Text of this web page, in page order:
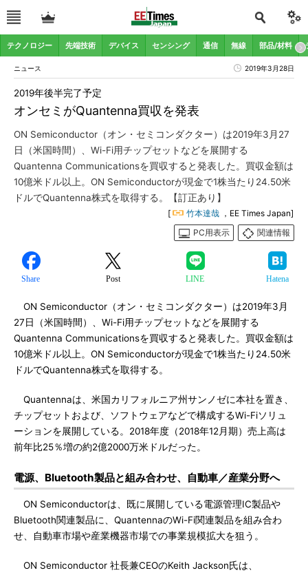
テクノロジー 先端技術 デバイス センシング 通信 無線 部品/材料
ニュース 2019年3月28日
オンセミがQuantenna買収を発表
2019年後半完了予定
ON Semiconductor（オン・セミコンダクター）は2019年3月27
日（米国時間）、Wi-Fi用チップセットなどを展開する
Quantenna Communicationsを買収すると発表した。買収金額は
10億米ドル以上。ON Semiconductorが現金で1株当たり24.50米
ドルでQuantenna株式を取得する。【訂正あり】
[ 竹本達哉 ，EE Times Japan]
PC用表示
関連情報
Share Post LINE Hatena
ON Semiconductor（オン・セミコンダクター）は2019年3月
27日（米国時間）、Wi-Fi用チップセットなどを展開する
Quantenna Communicationsを買収すると発表した。買収金額は
10億米ドル以上。ON Semiconductorが現金で1株当たり24.50米
ドルでQuantenna株式を取得する。
Quantennaは、米国カリフォルニア州サンノゼに本社を置き、
チップセットおよび、ソフトウェアなどで構成するWi-Fiソリュ
ーションを展開している。2018年度（2018年12月期）売上高は
前年比25％増の約2億2000万米ドルだった。
電源、Bluetooth製品と組み合わせ、自動車／産業分野へ
ON Semiconductorは、既に展開している電源管理IC製品や
Bluetooth関連製品に、QuantennaのWi-Fi関連製品を組み合わ
せ、自動車市場や産業機器市場での事業規模拡大を狙う。
ON Semiconductor 社長兼CEOのKeith Jackson氏は、